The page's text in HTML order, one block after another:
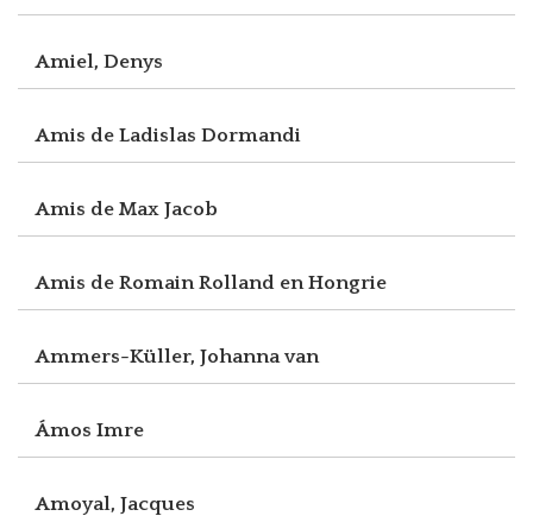
Amiel, Denys
Amis de Ladislas Dormandi
Amis de Max Jacob
Amis de Romain Rolland en Hongrie
Ammers-Küller, Johanna van
Ámos Imre
Amoyal, Jacques